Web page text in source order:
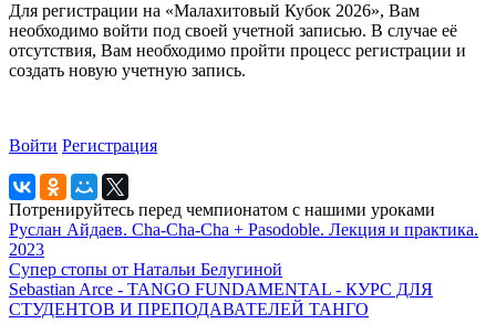
Для регистрации на «Малахитовый Кубок 2026», Вам
необходимо войти под своей учетной записью. В случае её
отсутствия, Вам необходимо пройти процесс регистрации и
создать новую учетную запись.
Войти Регистрация
Потренируйтесь перед чемпионатом с нашими уроками
Руслан Айдаев. Cha-Cha-Cha + Pasodoble. Лекция и практика.
2023
Супер стопы от Натальи Белугиной
Sebastian Arce - TANGO FUNDAMENTAL - КУРС ДЛЯ
СТУДЕНТОВ И ПРЕПОДАВАТЕЛЕЙ ТАНГО